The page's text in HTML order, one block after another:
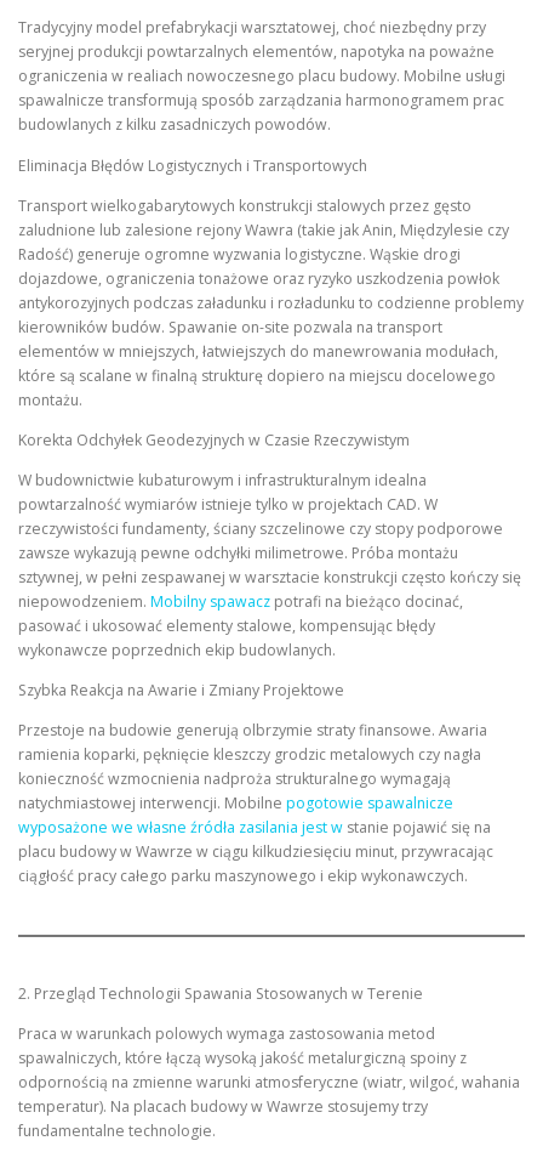
Tradycyjny model prefabrykacji warsztatowej, choć niezbędny przy
seryjnej produkcji powtarzalnych elementów, napotyka na poważne
ograniczenia w realiach nowoczesnego placu budowy. Mobilne usługi
spawalnicze transformują sposób zarządzania harmonogramem prac
budowlanych z kilku zasadniczych powodów.
Eliminacja Błędów Logistycznych i Transportowych
Transport wielkogabarytowych konstrukcji stalowych przez gęsto
zaludnione lub zalesione rejony Wawra (takie jak Anin, Międzylesie czy
Radość) generuje ogromne wyzwania logistyczne. Wąskie drogi
dojazdowe, ograniczenia tonażowe oraz ryzyko uszkodzenia powłok
antykorozyjnych podczas załadunku i rozładunku to codzienne problemy
kierowników budów. Spawanie on-site pozwala na transport
elementów w mniejszych, łatwiejszych do manewrowania modułach,
które są scalane w finalną strukturę dopiero na miejscu docelowego
montażu.
Korekta Odchyłek Geodezyjnych w Czasie Rzeczywistym
W budownictwie kubaturowym i infrastrukturalnym idealna
powtarzalność wymiarów istnieje tylko w projektach CAD. W
rzeczywistości fundamenty, ściany szczelinowe czy stopy podporowe
zawsze wykazują pewne odchyłki milimetrowe. Próba montażu
sztywnej, w pełni zespawanej w warsztacie konstrukcji często kończy się
niepowodzeniem. Mobilny spawacz potrafi na bieżąco docinać,
pasować i ukosować elementy stalowe, kompensując błędy
wykonawcze poprzednich ekip budowlanych.
Szybka Reakcja na Awarie i Zmiany Projektowe
Przestoje na budowie generują olbrzymie straty finansowe. Awaria
ramienia koparki, pęknięcie kleszczy grodzic metalowych czy nagła
konieczność wzmocnienia nadproża strukturalnego wymagają
natychmiastowej interwencji. Mobilne pogotowie spawalnicze
wyposażone we własne źródła zasilania jest w stanie pojawić się na
placu budowy w Wawrze w ciągu kilkudziesięciu minut, przywracając
ciągłość pracy całego parku maszynowego i ekip wykonawczych.
2. Przegląd Technologii Spawania Stosowanych w Terenie
Praca w warunkach polowych wymaga zastosowania metod
spawalniczych, które łączą wysoką jakość metalurgiczną spoiny z
odpornością na zmienne warunki atmosferyczne (wiatr, wilgoć, wahania
temperatur). Na placach budowy w Wawrze stosujemy trzy
fundamentalne technologie.